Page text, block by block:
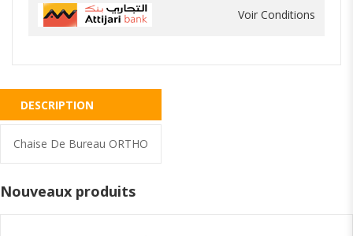
Voir Conditions
DESCRIPTION
Chaise De Bureau ORTHO
Nouveaux produits